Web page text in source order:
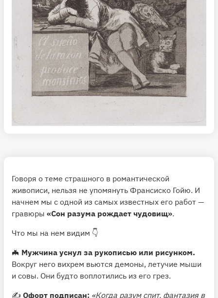
Говоря о теме страшного в романтической
живописи, нельзя не упомянуть Франсиско Гойю. И
начнем мы с одной из самых известных его работ —
гравюры «Сон разума рождает чудовищ».
Что мы на нем видим 👇
🦇 Мужчина уснул за рукописью или рисунком.
Вокруг него вихрем вьются демоны, летучие мыши
и совы. Они будто воплотились из его грез.
✍️ Офорт подписан: «Когда разум спит, фантазия в